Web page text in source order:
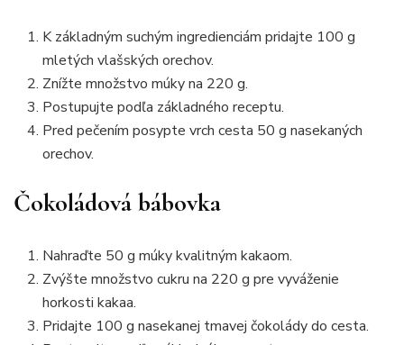
K základným suchým ingredienciám pridajte 100 g
mletých vlašských orechov.
Znížte množstvo múky na 220 g.
Postupujte podľa základného receptu.
Pred pečením posypte vrch cesta 50 g nasekaných
orechov.
Čokoládová bábovka
Nahraďte 50 g múky kvalitným kakaom.
Zvýšte množstvo cukru na 220 g pre vyváženie
horkosti kakaa.
Pridajte 100 g nasekanej tmavej čokolády do cesta.